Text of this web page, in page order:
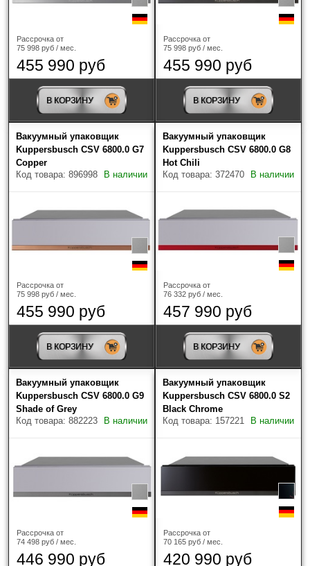
Smeg (4)
TEKA(2)
V-ZUG (2)
Объем
Страна-производитель
Рассрочка от
75 998 руб / мес.
455 990 руб
В КОРЗИНУ
Рассрочка от
75 998 руб / мес.
455 990 руб
В КОРЗИНУ
Вакуумный упаковщик
Kuppersbusch CSV 6800.0 G7
Copper
Код товара: 896998
В наличии
Рассрочка от
75 998 руб / мес.
455 990 руб
В КОРЗИНУ
Вакуумный упаковщик
Kuppersbusch CSV 6800.0 G8
Hot Chili
Код товара: 372470
В наличии
Рассрочка от
76 332 руб / мес.
457 990 руб
В КОРЗИНУ
Вакуумный упаковщик
Kuppersbusch CSV 6800.0 G9
Shade of Grey
Код товара: 882223
В наличии
Рассрочка от
74 498 руб / мес.
446 990 руб
Вакуумный упаковщик
Kuppersbusch CSV 6800.0 S2
Black Chrome
Код товара: 157221
В наличии
Рассрочка от
70 165 руб / мес.
420 990 руб